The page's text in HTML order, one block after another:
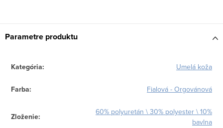
Parametre produktu
Kategória: Umelá koža
Farba: Fialová - Orgovánová
Zloženie:
60% polyuretán \ 30% polyester \ 10%
bavlna